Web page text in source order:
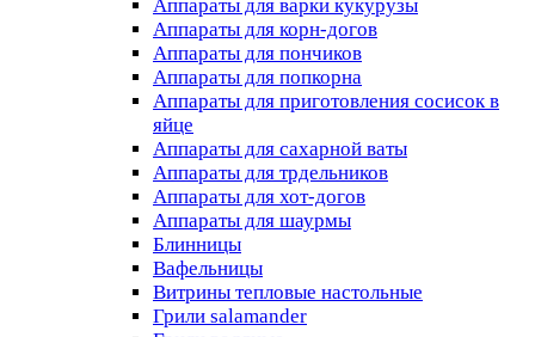
Аппараты для варки кукурузы
Аппараты для корн-догов
Аппараты для пончиков
Аппараты для попкорна
Аппараты для приготовления сосисок в
яйце
Аппараты для сахарной ваты
Аппараты для трдельников
Аппараты для хот-догов
Аппараты для шаурмы
Блинницы
Вафельницы
Витрины тепловые настольные
Грили salamander